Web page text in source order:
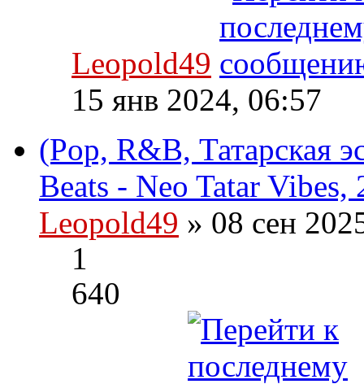
Leopold49
15 янв 2024, 06:57
(Pop, R&B, Татарская
Beats - Neo Tatar
Leopold49 » 08 сен
1
640